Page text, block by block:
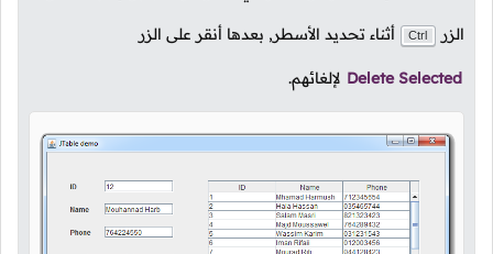
الزر Ctrl أثناء تحديد الأسطر, بعدها أنقر على الزر
Delete Selected لإلغائهم.